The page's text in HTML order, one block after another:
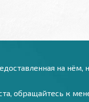
на нём,
обращайтесь к